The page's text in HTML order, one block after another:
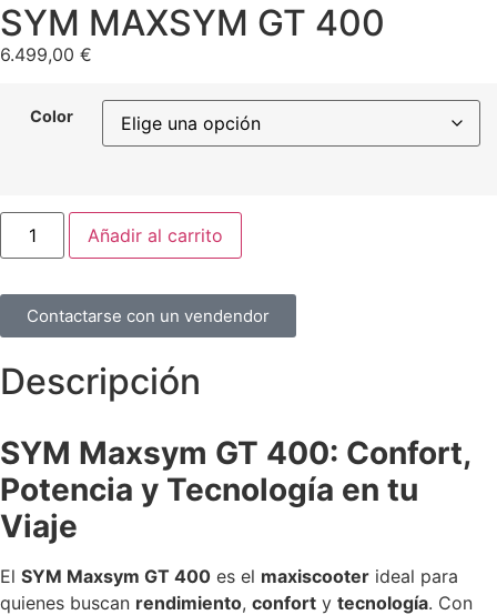
SYM MAXSYM GT 400
6.499,00 €
Color
Añadir al carrito
Contactarse con un vendendor
Descripción
SYM Maxsym GT 400: Confort,
Potencia y Tecnología en tu
Viaje
El SYM Maxsym GT 400 es el maxiscooter ideal para
quienes buscan rendimiento, confort y tecnología. Con